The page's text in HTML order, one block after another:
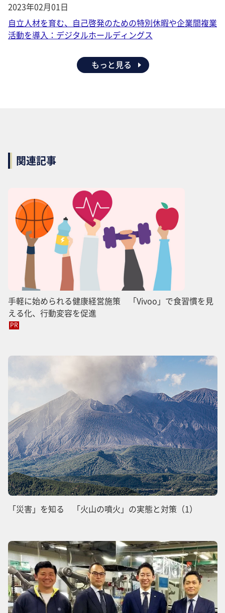
2023年02月01日
自立人材を育む、自己啓発のための特別休暇や企業間複業
活動を導入：デジタルホールディングス
もっと見る
関連記事
手軽に始められる健康経営施策 「Vivoo」で食習慣を見
える化、行動変容を促進
PR
「災害」を知る 「火山の噴火」の実態と対策（1）